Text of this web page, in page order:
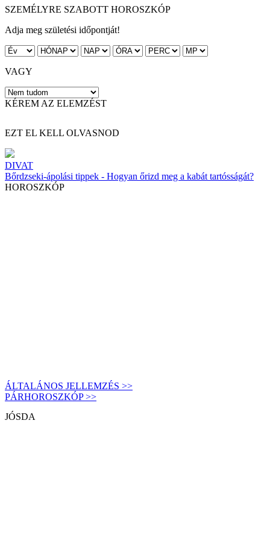
SZEMÉLYRE SZABOTT HOROSZKÓP
Adja meg születési időpontját!
VAGY
KÉREM AZ ELEMZÉST
EZT EL KELL OLVASNOD
DIVAT
Bőrdzseki-ápolási tippek - Hogyan őrizd meg a kabát tartósságát?
HOROSZKÓP
ÁLTALÁNOS JELLEMZÉS >>
PÁRHOROSZKÓP >>
JÓSDA